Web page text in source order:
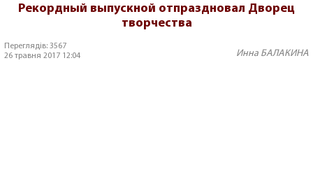
Рекордный выпускной отпраздновал Дворец
творчества
Переглядів: 3567
26 травня 2017 12:04
Инна БАЛАКИНА